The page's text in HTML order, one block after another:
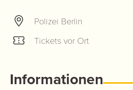
Polizei Berlin
Tickets vor Ort
Informationen